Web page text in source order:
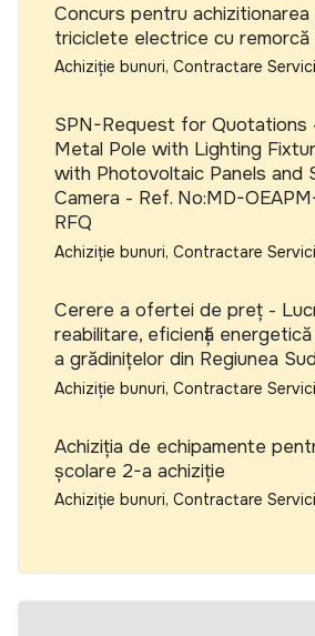
Concurs pentru achizitionarea
triciclete electrice cu remorcă
Achiziție bunuri, Contractare
SPN-Request for Quotations
Metal Pole with Lighting
with Photovoltaic Panels and
Camera - Ref. No:MD-
RFQ
Achiziție bunuri, Contractare
Cerere a ofertei de preț -
reabilitare, eficiență
a grădinițelor din Regiunea
Achiziție bunuri, Contractare
Achiziția de echipamente
școlare 2-a achiziție
Achiziție bunuri, Contractare